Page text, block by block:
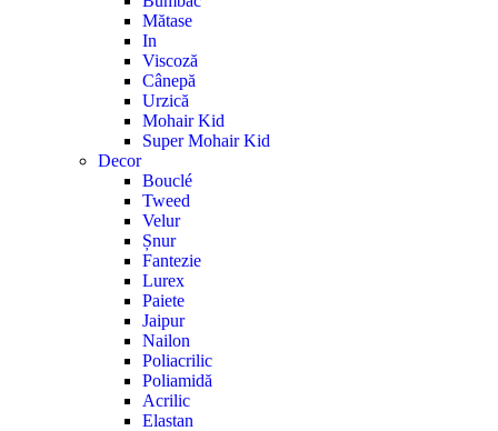
Mătase
In
Viscoză
Cânepă
Urzică
Mohair Kid
Super Mohair Kid
Decor
Bouclé
Tweed
Velur
Șnur
Fantezie
Lurex
Paiete
Jaipur
Nailon
Poliacrilic
Poliamidă
Acrilic
Elastan